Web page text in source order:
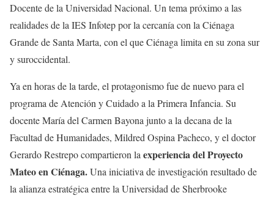
Docente de la Universidad Nacional. Un tema próximo a las
realidades de la IES Infotep por la cercanía con la Ciénaga
Grande de Santa Marta, con el que Ciénaga limita en su zona sur
y suroccidental.
Ya en horas de la tarde, el protagonismo fue de nuevo para el
programa de Atención y Cuidado a la Primera Infancia. Su
docente María del Carmen Bayona junto a la decana de la
Facultad de Humanidades, Mildred Ospina Pacheco, y el doctor
Gerardo Restrepo compartieron la experiencia del Proyecto
Mateo en Ciénaga.Una iniciativa de investigación resultado de
la alianza estratégica entre la Universidad de Sherbrooke